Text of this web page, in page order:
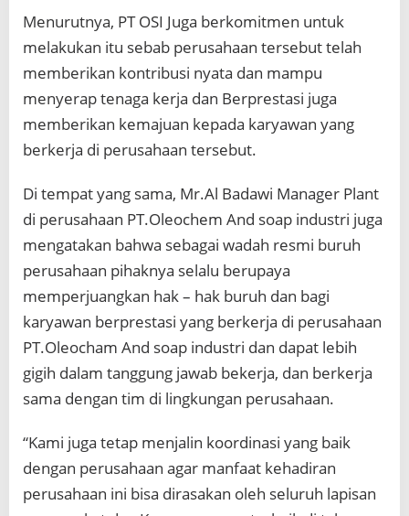
Menurutnya, PT OSI Juga berkomitmen untuk
melakukan itu sebab perusahaan tersebut telah
memberikan kontribusi nyata dan mampu
menyerap tenaga kerja dan Berprestasi juga
memberikan kemajuan kepada karyawan yang
berkerja di perusahaan tersebut.
Di tempat yang sama, Mr.Al Badawi Manager Plant
di perusahaan PT.Oleochem And soap industri juga
mengatakan bahwa sebagai wadah resmi buruh
perusahaan pihaknya selalu berupaya
memperjuangkan hak – hak buruh dan bagi
karyawan berprestasi yang berkerja di perusahaan
PT.Oleocham And soap industri dan dapat lebih
gigih dalam tanggung jawab bekerja, dan berkerja
sama dengan tim di lingkungan perusahaan.
“Kami juga tetap menjalin koordinasi yang baik
dengan perusahaan agar manfaat kehadiran
perusahaan ini bisa dirasakan oleh seluruh lapisan